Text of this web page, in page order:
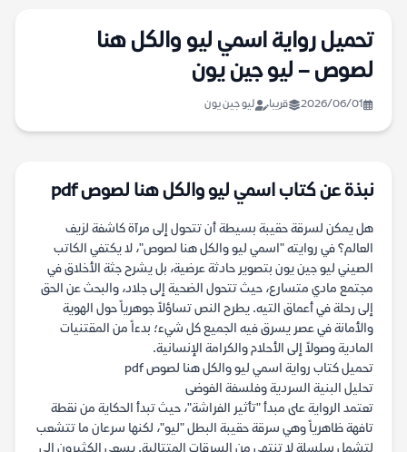
تحميل رواية اسمي ليو والكل هنا
لصوص – ليو جين يون
2026/06/01 قريبا ليو جين يون
نبذة عن كتاب اسمي ليو والكل هنا لصوص pdf
هل يمكن لسرقة حقيبة بسيطة أن تتحول إلى مرآة كاشفة لزيف
العالم؟ في روايته "اسمي ليو والكل هنا لصوص"، لا يكتفي الكاتب
الصيني ليو جين يون بتصوير حادثة عرضية، بل يشرح جثة الأخلاق في
مجتمع مادي متسارع، حيث تتحول الضحية إلى جلاد، والبحث عن الحق
إلى رحلة في أعماق التيه. يطرح النص تساؤلاً جوهرياً حول الهوية
والأمانة في عصر يسرق فيه الجميع كل شيء؛ بدءاً من المقتنيات
المادية وصولاً إلى الأحلام والكرامة الإنسانية.
تحميل كتاب رواية اسمي ليو والكل هنا لصوص pdf
تحليل البنية السردية وفلسفة الفوضى
تعتمد الرواية على مبدأ "تأثير الفراشة"، حيث تبدأ الحكاية من نقطة
تافهة ظاهرياً وهي سرقة حقيبة البطل "ليو"، لكنها سرعان ما تتشعب
لتشمل سلسلة لا تنتهي من السرقات المتتالية. يسعى الكثيرون إلى